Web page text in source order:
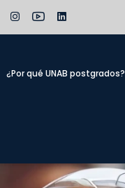
¿Por qué UNAB postgrados?